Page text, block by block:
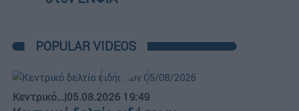
POPULAR VIDEOS
Κεντρικό...|05.08.2026 19:49